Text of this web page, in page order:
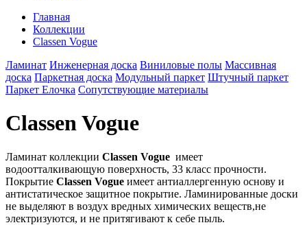
Главная
Коллекции
Classen Vogue
Ламинат Инженерная доска Виниловые полы Массивная
доска Паркетная доска Модульный паркет Штучный паркет
Паркет Елочка Сопутствующие материалы
Classen Vogue
Ламинат коллекции Classen Vogue имеет
водоотталкивающую поверхность, 33 класс прочности.
Покрытие Classen Vogue имеет антиаллергенную основу и
антистатическое защитное покрытие. Ламинированные доски
не выделяют в воздух вредных химических веществ,не
электризуются, и не притягивают к себе пыль.